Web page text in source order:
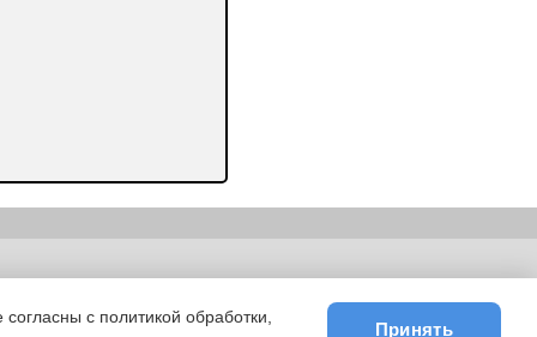
|E-mail
с политикой обработки,
Принять